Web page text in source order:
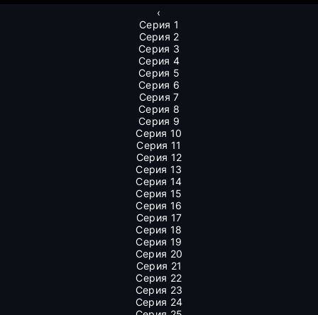
‹
Серия 1
Серия 2
Серия 3
Серия 4
Серия 5
Серия 6
Серия 7
Серия 8
Серия 9
Серия 10
Серия 11
Серия 12
Серия 13
Серия 14
Серия 15
Серия 16
Серия 17
Серия 18
Серия 19
Серия 20
Серия 21
Серия 22
Серия 23
Серия 24